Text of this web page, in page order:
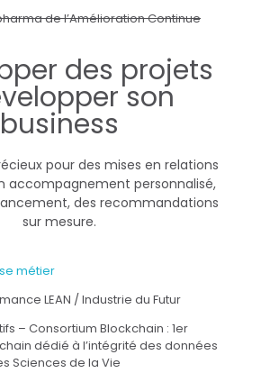
de l’Amélioration Continue
des projets
son
business
pour des mises en relations
accompagnement personnalisé,
des recommandations
sur mesure.
métier
LEAN / Industrie du Futur
– Consortium Blockchain : 1er
dédié à l’intégrité des données
Sciences de la Vie